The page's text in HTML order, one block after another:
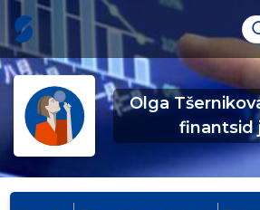
Olga
finantsid